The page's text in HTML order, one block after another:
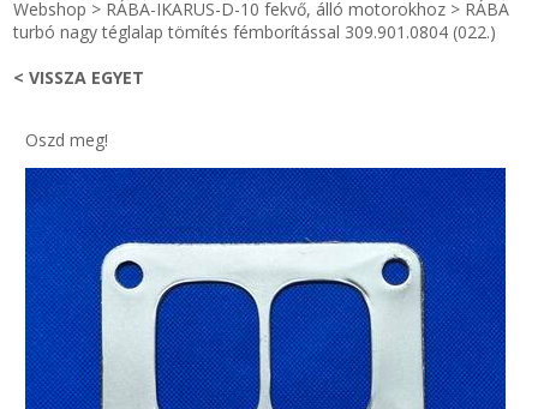
HŰTŐMÁGNES KERET - FÓLIA
IPARI KARIMA TÖMÍTÉS
TÖMÍTŐ TÁBLA - SZIGETELŐ LEMEZ
GUMILEMEZ - FILC - HÓTOLÓ
TÖMÍTŐ ZSINÓR - RAGASZTÓ
Termékek
Egyedi gyártás
Hírek
Kapcsolat
ÁSZF
Webshop > RÁBA-IKARUS-D-10 fekvő, álló motorokhoz > RÁBA
turbó nagy téglalap tömítés fémborítással 309.901.0804 (022.)
< VISSZA EGYET
Oszd meg!